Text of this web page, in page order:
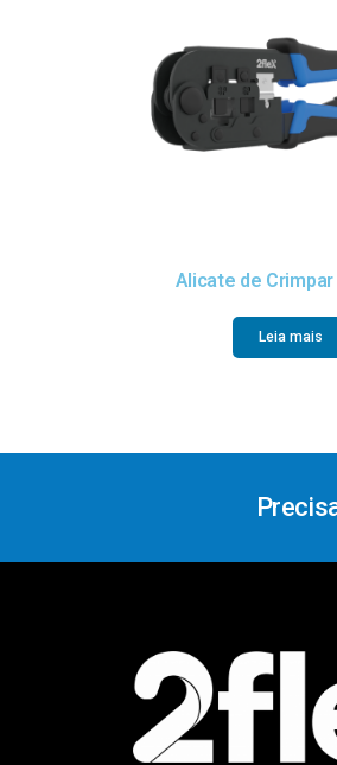
Alicate de
Leia mais